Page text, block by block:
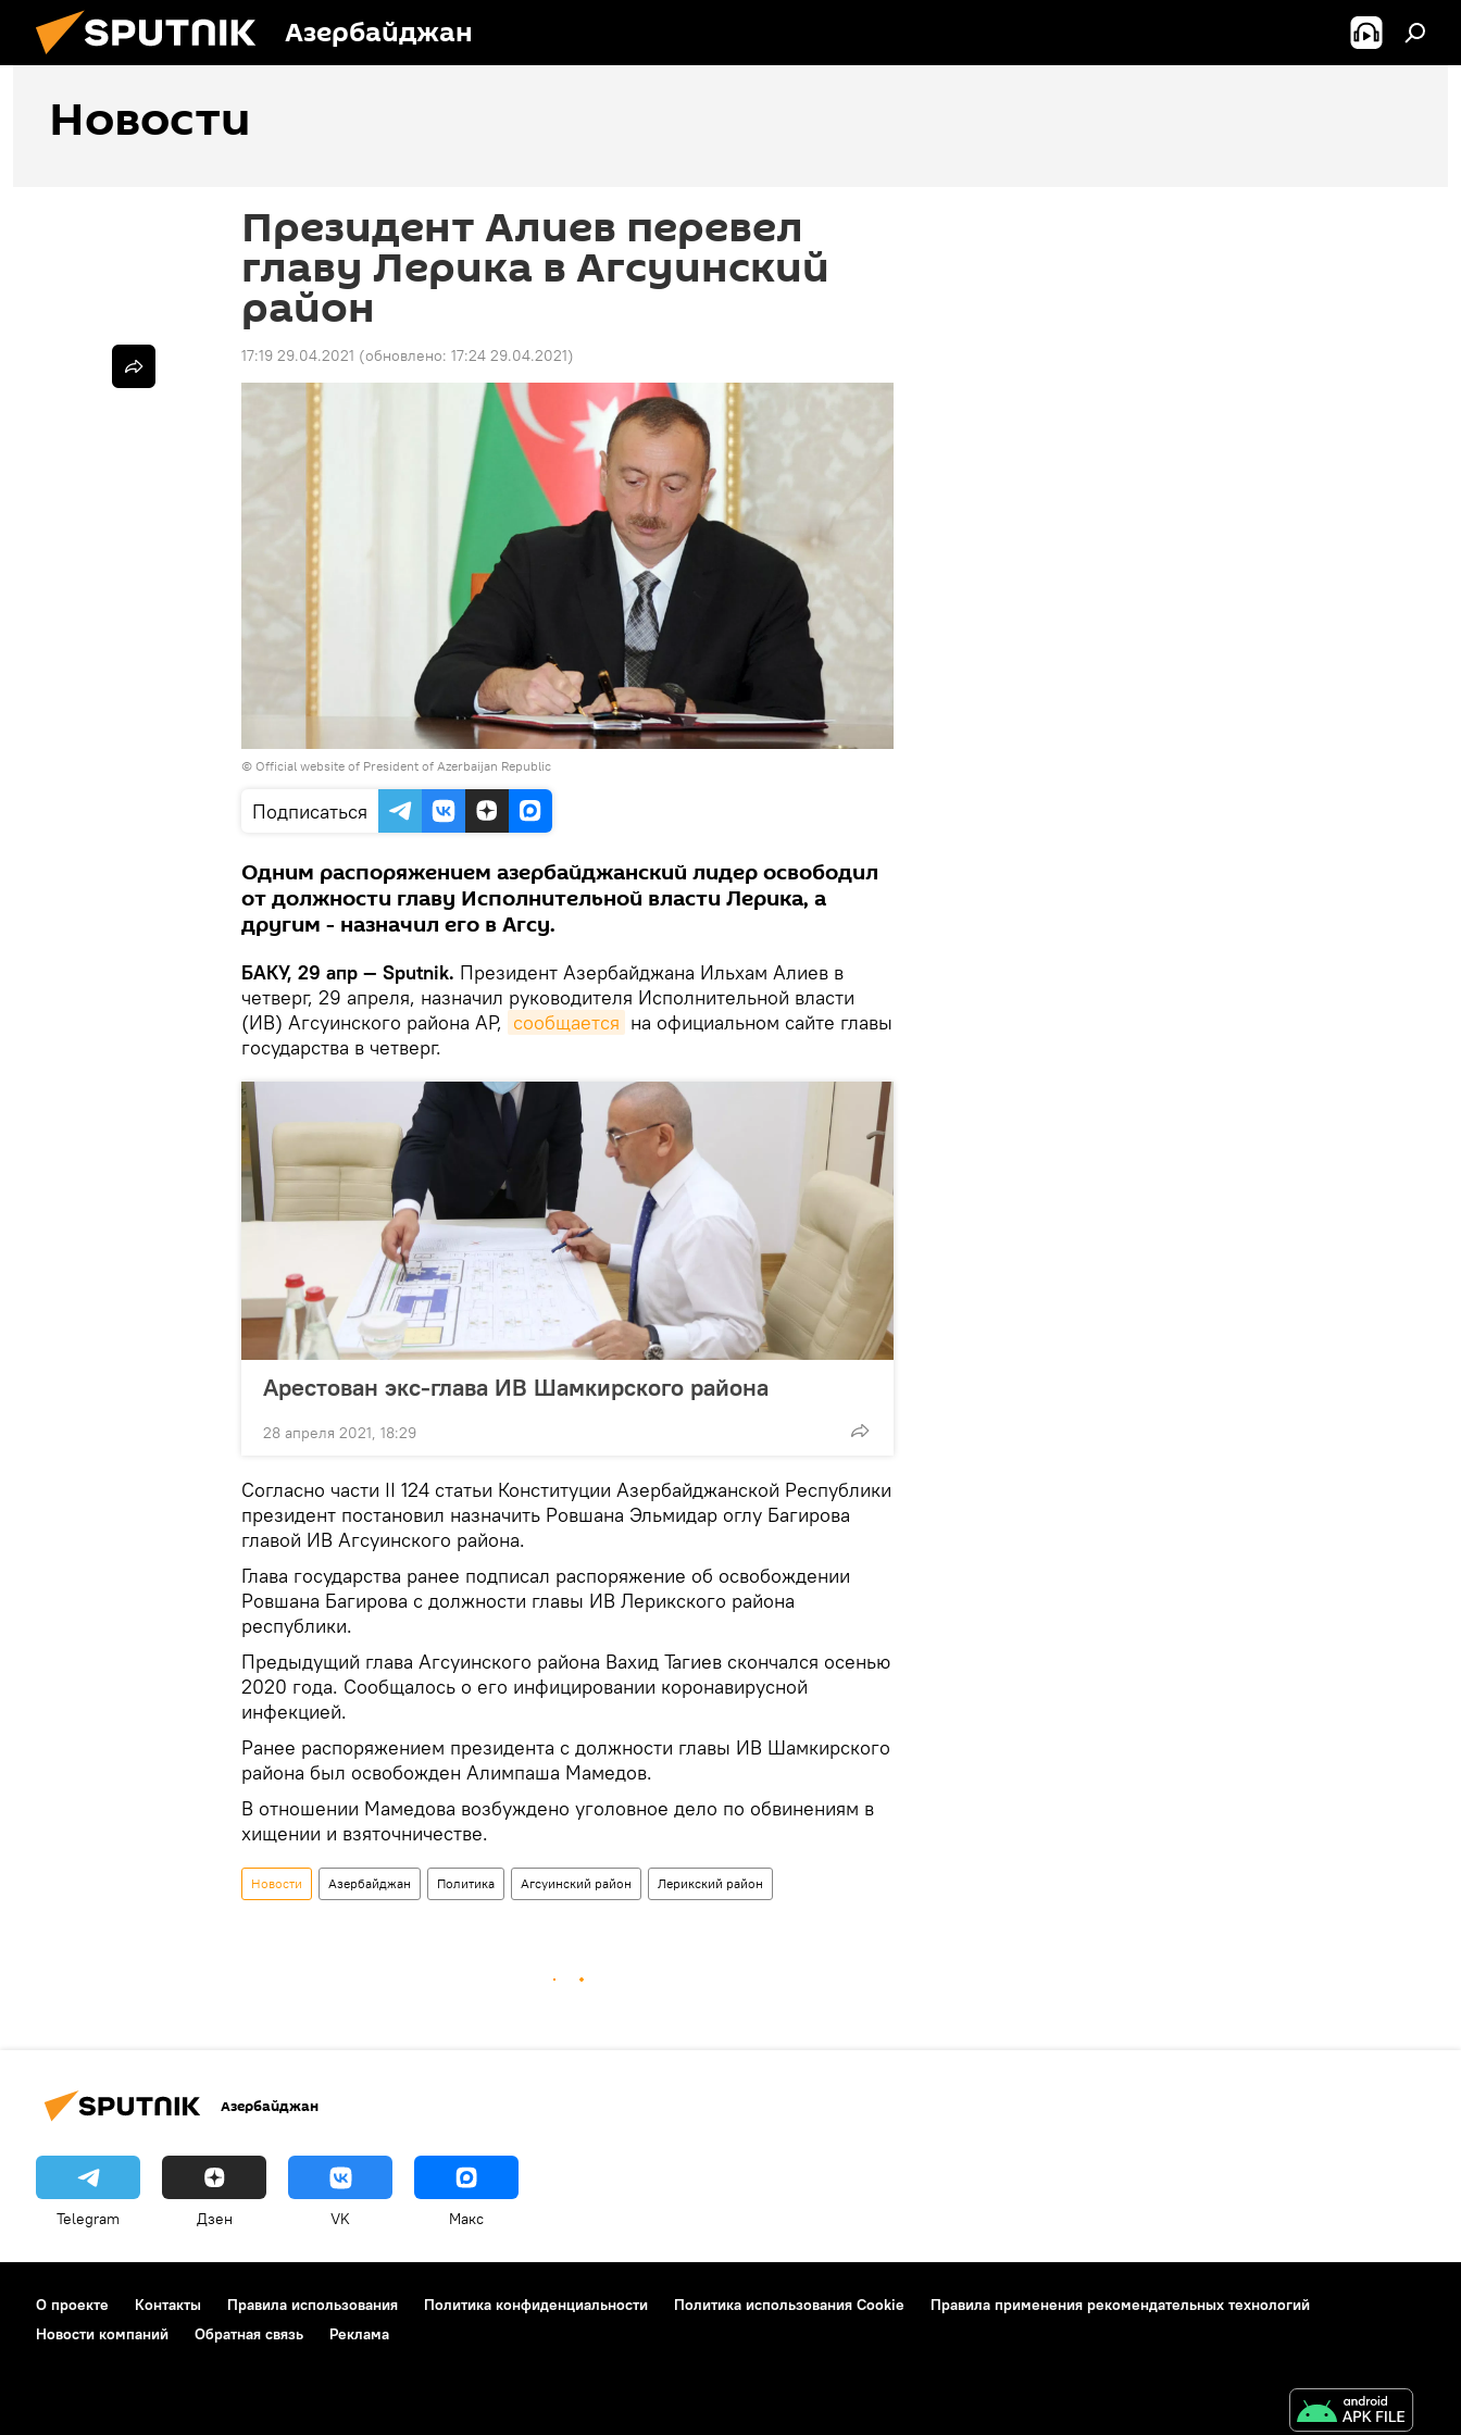
Азербайджан
Новости
Президент Алиев перевел
главу Лерика в Агсуинский
район
17:19 29.04.2021 (обновлено: 17:24 29.04.2021)
© Official website of President of Azerbaijan Republic
Подписаться
Одним распоряжением азербайджанский лидер освободил
от должности главу Исполнительной власти Лерика, а
другим - назначил его в Агсу.
БАКУ, 29 апр — Sputnik. Президент Азербайджана Ильхам Алиев в
четверг, 29 апреля, назначил руководителя Исполнительной власти
(ИВ) Агсуинского района АР, сообщается на официальном сайте главы
государства в четверг.
Арестован экс-глава ИВ Шамкирского района
28 апреля 2021, 18:29
Согласно части II 124 статьи Конституции Азербайджанской Республики
президент постановил назначить Ровшана Эльмидар оглу Багирова
главой ИВ Агсуинского района.
Глава государства ранее подписал распоряжение об освобождении
Ровшана Багирова с должности главы ИВ Лерикского района
республики.
Предыдущий глава Агсуинского района Вахид Тагиев скончался осенью
2020 года. Сообщалось о его инфицировании коронавирусной
инфекцией.
Ранее распоряжением президента с должности главы ИВ Шамкирского
района был освобожден Алимпаша Мамедов.
В отношении Мамедова возбуждено уголовное дело по обвинениям в
хищении и взяточничестве.
Новости Азербайджан Политика Агсуинский район Лерикский район
Азербайджан
Telegram Дзен VK Макс
О проекте Контакты Правила использования Политика конфиденциальности Политика использования Cookie
Правила применения рекомендательных технологий
Новости компаний
Обратная связь Реклама